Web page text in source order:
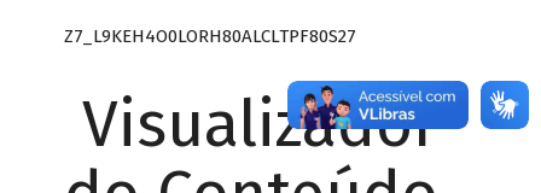
Z7_L9KEH4O0LORH80ALCLTPF80S27
Visualizador